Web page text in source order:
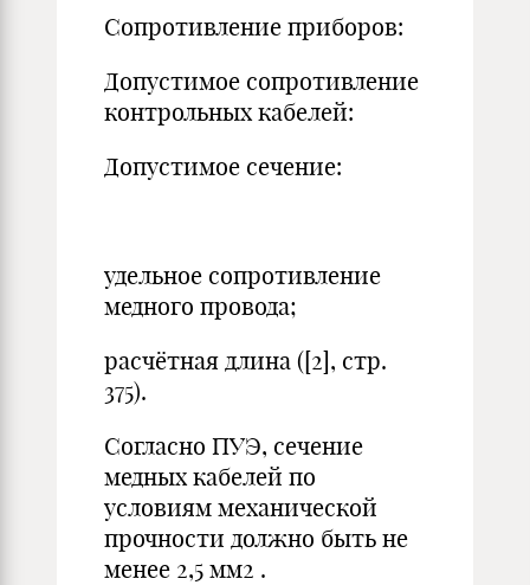
Сопротивление приборов:
Допустимое сопротивление
контрольных кабелей:
Допустимое сечение:
удельное сопротивление
медного провода;
расчётная длина ([2], стр.
375).
Согласно ПУЭ, сечение
медных кабелей по
условиям механической
прочности должно быть не
менее 2,5 мм2 .